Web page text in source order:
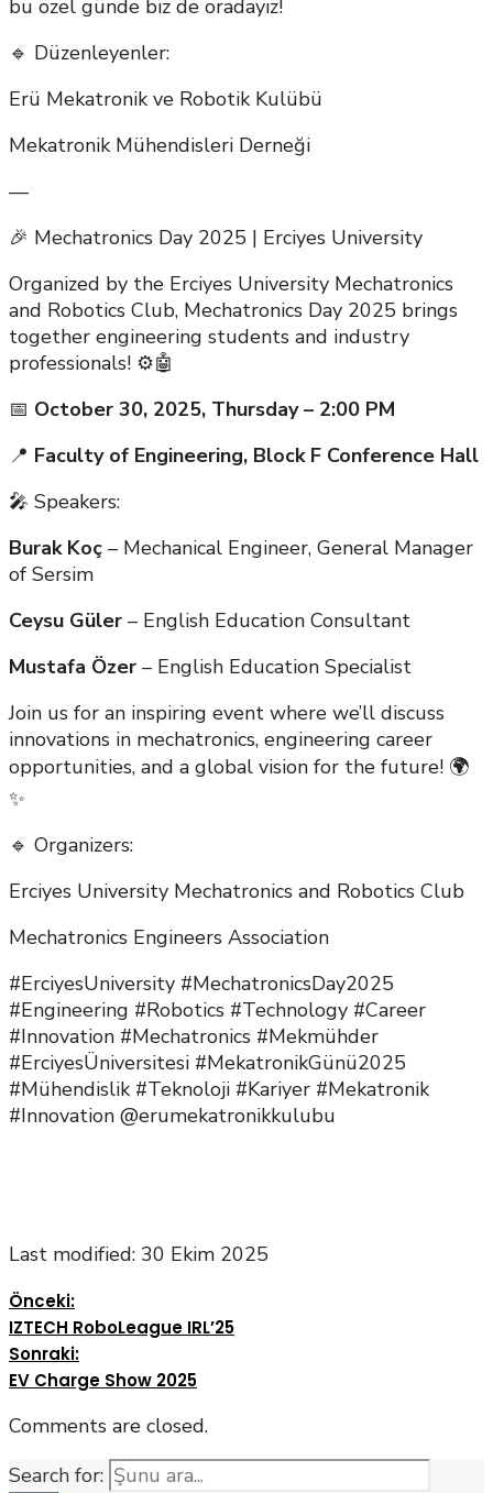
bu özel günde biz de oradayız!
🔹 Düzenleyenler:
Erü Mekatronik ve Robotik Kulübü
Mekatronik Mühendisleri Derneği
—
🎉 Mechatronics Day 2025 | Erciyes University
Organized by the Erciyes University Mechatronics
and Robotics Club, Mechatronics Day 2025 brings
together engineering students and industry
professionals! ⚙️🤖
📅 October 30, 2025, Thursday – 2:00 PM
📍 Faculty of Engineering, Block F Conference Hall
🎤 Speakers:
Burak Koç – Mechanical Engineer, General Manager
of Sersim
Ceysu Güler – English Education Consultant
Mustafa Özer – English Education Specialist
Join us for an inspiring event where we’ll discuss
innovations in mechatronics, engineering career
opportunities, and a global vision for the future! 🌍
✨
🔹 Organizers:
Erciyes University Mechatronics and Robotics Club
Mechatronics Engineers Association
#ErciyesUniversity #MechatronicsDay2025
#Engineering #Robotics #Technology #Career
#Innovation #Mechatronics #Mekmühder
#ErciyesÜniversitesi #MekatronikGünü2025
#Mühendislik #Teknoloji #Kariyer #Mekatronik
#Innovation @erumekatronikkulubu
Last modified: 30 Ekim 2025
Önceki:
IZTECH RoboLeague IRL’25
Sonraki:
EV Charge Show 2025
Comments are closed.
Search for: